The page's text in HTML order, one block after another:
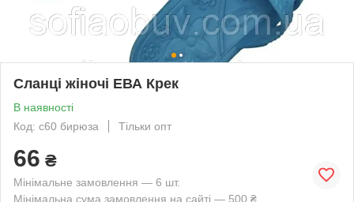
Сланці жіночі ЕВА Крек
В наявності
Код: с60 бирюза
Тільки опт
66 ₴
Мінімальне замовлення — 6 шт.
Мінімальна сума замовлення на сайті — 500 ₴